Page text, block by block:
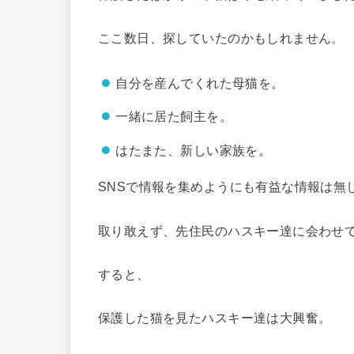
ここ数日、探していたのかもしれません。
自分を産んでくれた母猫を。
一緒に居た飼主を。
はたまた、新しい家族を。
SNSで情報を集めようにも有益な情報は無
取り敢えず、先住民のハスキー達に会わせ
すると、
保護した猫を見たハスキー達は大興奮。